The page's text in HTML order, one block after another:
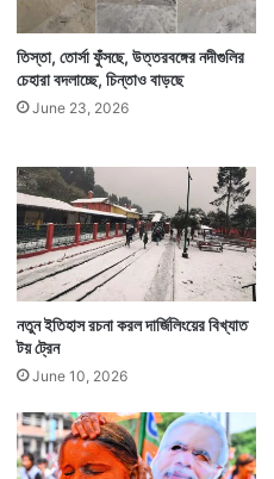
তিস্তা, তোর্সা ফুঁসছে, উত্তরবঙ্গের নদীগুলির
চেহারা বদলাচ্ছে, চিন্তাও বাড়ছে
June 23, 2026
নতুন ইতিহাস রচনা করল দার্জিলিংয়ের বিখ্যাত
টয় ট্রেন
June 10, 2026